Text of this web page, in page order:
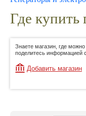
Где купить
Знаете магазин, где можно
поделитесь информацией
Добавить магазин